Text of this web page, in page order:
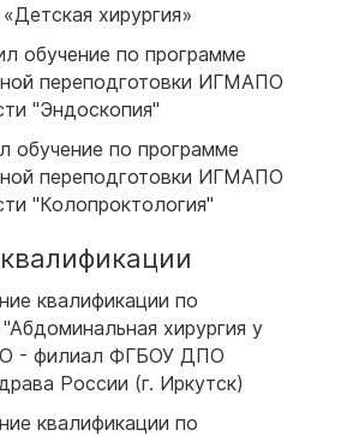
хирургия»
обучение по программе
переподготовки ИГМАПО
"Эндоскопия"
обучение по программе
переподготовки ИГМАПО
"Колопроктология"
квалификации по
хирургия у
- филиал ФГБОУ ДПО
России (г. Иркутск)
квалификации по